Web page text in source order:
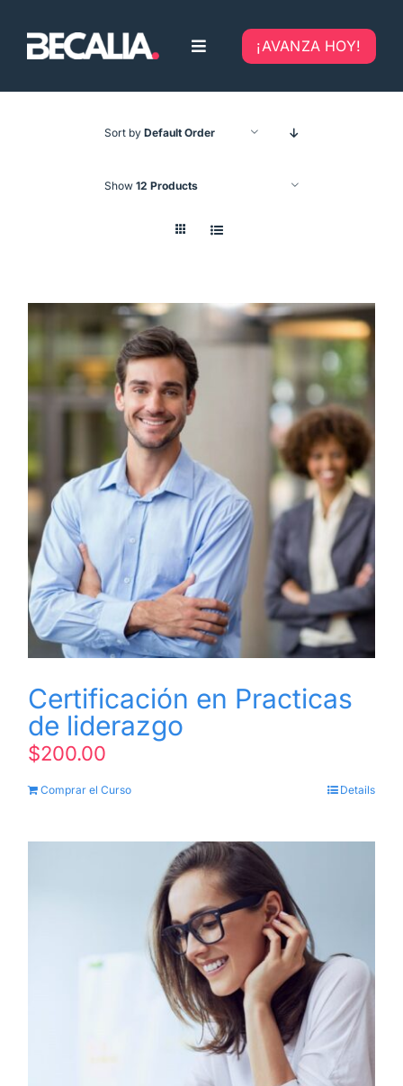
Toggle
¡AVANZA HOY!
Sort by Default Order
Show 12 Products
Certificación en Practicas
de liderazgo
$200.00
Comprar el Curso Details